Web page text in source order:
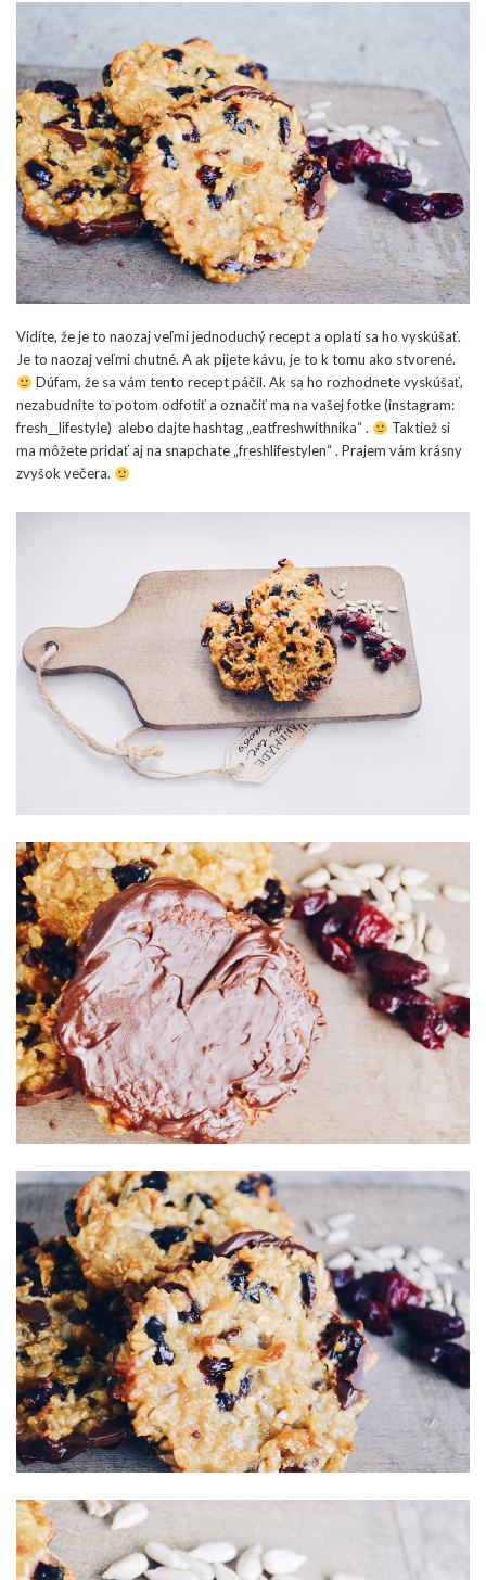
Vidíte, že je to naozaj veľmi jednoduchý recept a oplatí sa ho vyskúšať.
Je to naozaj veľmi chutné. A ak pijete kávu, je to k tomu ako stvorené.
Dúfam, že sa vám tento recept páčil. Ak sa ho rozhodnete vyskúšať,
nezabudnite to potom odfotiť a označiť ma na vašej fotke (instagram:
fresh__lifestyle) alebo dajte hashtag „eatfreshwithnika“ .
Taktiež si
ma môžete pridať aj na snapchate „freshlifestylen“ . Prajem vám krásny
zvyšok večera.